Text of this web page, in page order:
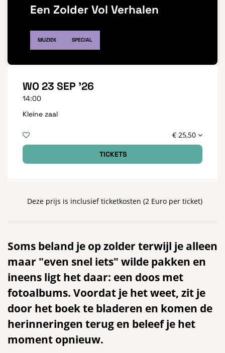
Een Zolder Vol Verhalen
MUZIEK SPECIAL
WO 23 SEP '26
14:00
Kleine zaal
€ 25,50
TICKETS
Deze prijs is inclusief ticketkosten (2 Euro per ticket)
Soms beland je op zolder terwijl je alleen
maar "even snel iets" wilde pakken en
ineens ligt het daar: een doos met
fotoalbums. Voordat je het weet, zit je
door het boek te bladeren en komen de
herinneringen terug en beleef je het
moment opnieuw.